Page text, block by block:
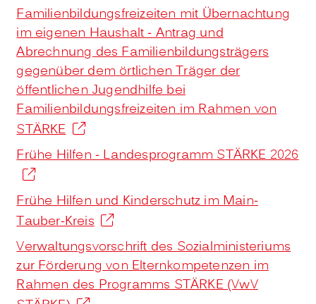
Familienbildungsfreizeiten mit Übernachtung
im eigenen Haushalt - Antrag und
Abrechnung des Familienbildungsträgers
gegenüber dem örtlichen Träger der
öffentlichen Jugendhilfe bei
Familienbildungsfreizeiten im Rahmen von
STÄRKE
Frühe Hilfen - Landesprogramm STÄRKE 2026
Frühe Hilfen und Kinderschutz im Main-
Tauber-Kreis
Verwaltungsvorschrift des Sozialministeriums
zur Förderung von Elternkompetenzen im
Rahmen des Programms STÄRKE (VwV